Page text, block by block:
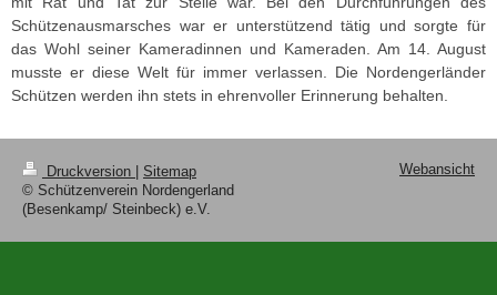
Schützenausmarsches war er unterstützend tätig und sorgte für
das Wohl seiner Kameradinnen und Kameraden. Am 14. August
musste er diese Welt für immer verlassen. Die Nordengerländer
Schützen werden ihn stets in ehrenvoller Erinnerung behalten.
Druckversion
Sitemap
© Schützenverein Nordengerland
(Besenkamp/ Steinbeck) e.V.
Webansicht